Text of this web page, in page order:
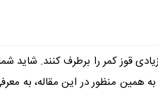
قوز کمر را برطرف کنند. شاید
همین منظور در این مقاله، به